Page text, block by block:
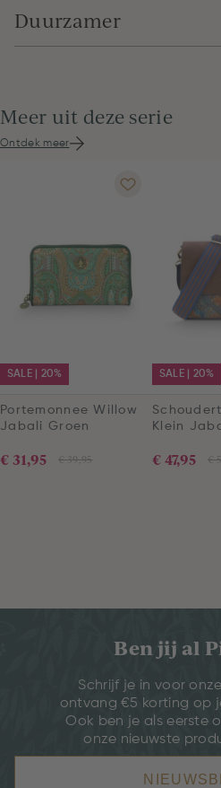
Duurzamer
Meer uit deze serie
Ontdek meer
SALE | 20%
Portemonnee Willow
Jabali Groen
€ 39,95
€ 31,95
SALE | 20%
Klein
€
€ 47,95
Ben jij al
Schrijf je in voor
ontvang €5 korting op
Ook ben je als eerste
onze nieuwste